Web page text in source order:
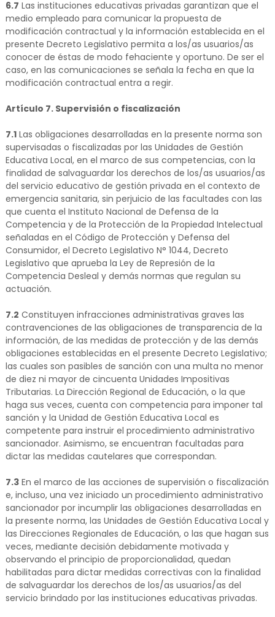
6.7 Las instituciones educativas privadas garantizan que el
medio empleado para comunicar la propuesta de
modificación contractual y la información establecida en el
presente Decreto Legislativo permita a los/as usuarios/as
conocer de éstas de modo fehaciente y oportuno. De ser el
caso, en las comunicaciones se señala la fecha en que la
modificación contractual entra a regir.
Artículo 7. Supervisión o fiscalización
7.1Las obligaciones desarrolladas en la presente norma son
supervisadas o fiscalizadas por las Unidades de Gestión
Educativa Local, en el marco de sus competencias, con la
finalidad de salvaguardar los derechos de los/as usuarios/as
del servicio educativo de gestión privada en el contexto de
emergencia sanitaria, sin perjuicio de las facultades con las
que cuenta el Instituto Nacional de Defensa de la
Competencia y de la Protección de la Propiedad Intelectual
señaladas en el Código de Protección y Defensa del
Consumidor, el Decreto Legislativo N° 1044, Decreto
Legislativo que aprueba la Ley de Represión de la
Competencia Desleal y demás normas que regulan su
actuación.
7.2 Constituyen infracciones administrativas graves las
contravenciones de las obligaciones de transparencia de la
información, de las medidas de protección y de las demás
obligaciones establecidas en el presente Decreto Legislativo;
las cuales son pasibles de sanción con una multa no menor
de diez ni mayor de cincuenta Unidades Impositivas
Tributarias. La Dirección Regional de Educación, o la que
haga sus veces, cuenta con competencia para imponer tal
sanción y la Unidad de Gestión Educativa Local es
competente para instruir el procedimiento administrativo
sancionador. Asimismo, se encuentran facultadas para
dictar las medidas cautelares que correspondan.
7.3En el marco de las acciones de supervisión o fiscalización
e, incluso, una vez iniciado un procedimiento administrativo
sancionador por incumplir las obligaciones desarrolladas en
la presente norma, las Unidades de Gestión Educativa Local y
las Direcciones Regionales de Educación, o las que hagan sus
veces, mediante decisión debidamente motivada y
observando el principio de proporcionalidad, quedan
habilitadas para dictar medidas correctivas con la finalidad
de salvaguardar los derechos de los/as usuarios/as del
servicio brindado por las instituciones educativas privadas.